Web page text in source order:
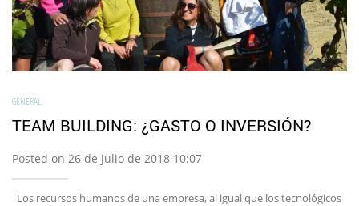
GENERAL
TEAM BUILDING: ¿GASTO O INVERSIÓN?
Posted on 26 de julio de 2018 10:07
Los recursos humanos de una empresa, al igual que los tecnológicos